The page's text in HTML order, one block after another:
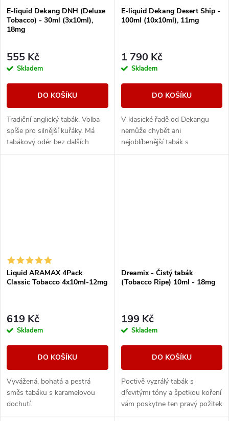
E-liquid Dekang DNH (Deluxe
Tobacco) - 30ml (3x10ml),
18mg
555 Kč
Skladem
DO KOŠÍKU
Tradiční anglický tabák. Volba
spíše pro silnější kuřáky. Má
tabákový odér bez dalších
aromatických prvků.
E-liquid Dekang Desert Ship -
100ml (10x10ml), 11mg
1 790 Kč
Skladem
DO KOŠÍKU
V klasické řadě od Dekangu
nemůže chybět ani
nejoblíbenější tabák s
legendárním velbloudem.
Liquid ARAMAX 4Pack
Classic Tobacco 4x10ml-12mg
619 Kč
Skladem
DO KOŠÍKU
Vyvážená, bohatá a pestrá
směs tabáku s karamelovou
dochutí.
Dreamix - Čistý tabák
(Tobacco Ripe) 10ml - 18mg
199 Kč
Skladem
DO KOŠÍKU
Poctivě vyzrálý tabák s
dřevitými tóny a špetkou koření
vám poskytne ten pravý požitek
z vapování vynikající tabákové